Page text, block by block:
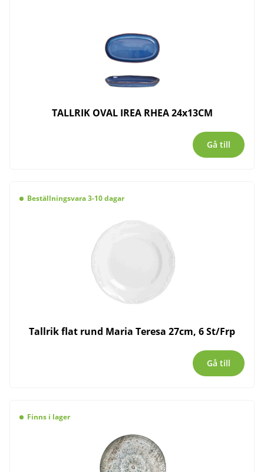
TALLRIK OVAL IREA RHEA 24x13CM
Gå till
Beställningsvara 3-10 dagar
Tallrik flat rund Maria Teresa 27cm, 6 St/Frp
Gå till
Finns i lager